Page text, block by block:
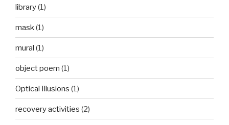
library(1)
mask(1)
mural (1)
object poem (1)
Optical Illusions (1)
recovery activities (2)